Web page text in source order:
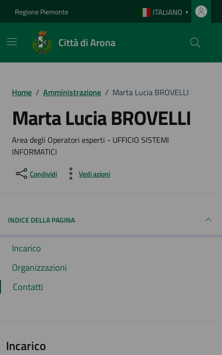
Regione Piemonte ITALIANO ▼
Città di Arona
Home / Amministrazione / Marta Lucia BROVELLI
Marta Lucia BROVELLI
Area degli Operatori esperti - UFFICIO SISTEMI
INFORMATICI
Condividi Vedi azioni
INDICE DELLA PAGINA
Incarico
Organizzazioni
Contatti
Incarico